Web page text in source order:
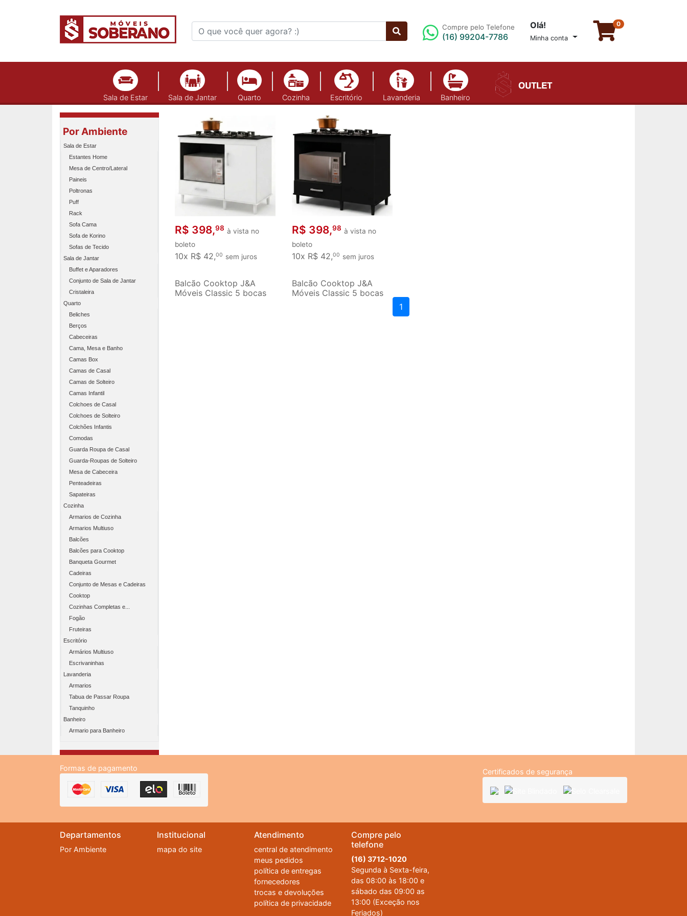
Compre pelo Telefone
(16) 99204-7786
Olá!
Minha conta
0
Sala de Estar Sala de Jantar Quarto Cozinha Escritório Lavanderia Banheiro
Por Ambiente
Sala de Estar
Estantes Home
Mesa de Centro/Lateral
Paineis
Poltronas
Puff
Rack
Sofa Cama
Sofa de Korino
Sofas de Tecido
Sala de Jantar
Buffet e Aparadores
Conjunto de Sala de Jantar
Cristaleira
Quarto
Beliches
Berços
Cabeceiras
Cama, Mesa e Banho
Camas Box
Camas de Casal
Camas de Solteiro
Camas Infantil
Colchoes de Casal
Colchoes de Solteiro
Colchões Infantis
Comodas
Guarda Roupa de Casal
Guarda-Roupas de Solteiro
Mesa de Cabeceira
Penteadeiras
Sapateiras
Cozinha
Armarios de Cozinha
Armarios Multiuso
Balcões
Balcões para Cooktop
Banqueta Gourmet
Cadeiras
Conjunto de Mesas e Cadeiras
Cooktop
Cozinhas Completas e...
Fogão
Fruteiras
Escritório
Armários Multiuso
Escrivaninhas
Lavanderia
Armarios
Tabua de Passar Roupa
Tanquinho
Banheiro
Armario para Banheiro
Cooktop
R$ 398,98 à vista no
boleto
10x R$ 42,00 sem juros
Balcão Cooktop J&A
Móveis Classic 5 bocas
R$ 398,98 à vista no
boleto
10x R$ 42,00 sem juros
Balcão Cooktop J&A
Móveis Classic 5 bocas
1
Formas de pagamento Certificados de segurança
Departamentos
Por Ambiente
Institucional
mapa do site
Atendimento
central de atendimento
meus pedidos
política de entregas
fornecedores
trocas e devoluções
política de privacidade
Compre pelo
telefone
(16) 3712-1020
Segunda à Sexta-feira,
das 08:00 às 18:00 e
sábado das 09:00 as
13:00 (Exceção nos
Feriados)